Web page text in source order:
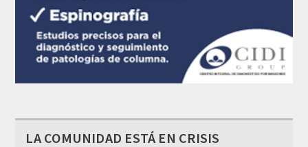
LA COMUNIDAD ESTÁ EN CRISIS